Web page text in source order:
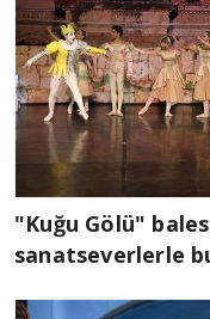
"Kuğu Gölü"
sanatseverlerle